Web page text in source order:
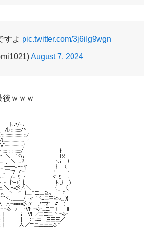
すよ pic.twitter.com/3j6iIg9wgn
August 7, 2024
後ｗｗｗ